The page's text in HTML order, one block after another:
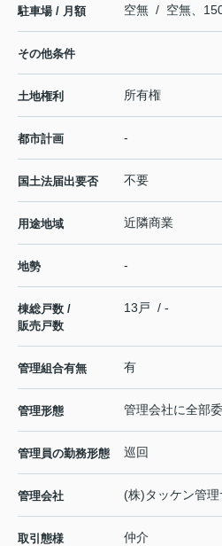
駐車場 / 月額 空無 / 空無、
その他条件
土地権利 所有権
都市計画 -
国土法届出要否 不要
用途地域 近隣商業
地勢 -
棟総戸数 /
販売戸数
13戸 / -
管理組合有無 有
管理形態 管理会社に全部
管理員の勤務形態 巡回
管理会社 (株)タッケン管理
取引態様 仲介